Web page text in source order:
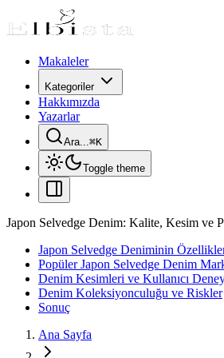
Makaleler
Kategoriler
Hakkımızda
Yazarlar
Ara...⌘K
Toggle theme
Japon Selvedge Denim: Kalite, Kesim ve
Japon Selvedge Deniminin
Popüler Japon Selvedge Denim
Denim Kesimleri ve Kullanıcı
Denim Koleksiyonculuğu ve Riskler
Sonuç
Ana Sayfa